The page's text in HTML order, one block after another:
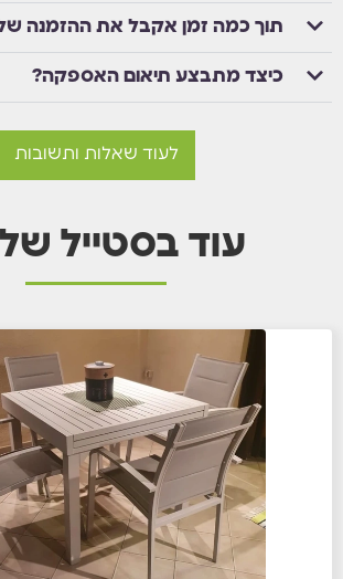
תוך כמה זמן אקבל את ההזמנה
כיצד מתבצע תיאום האספקה?
לעוד שאלות ותשובות
עוד בסטייל